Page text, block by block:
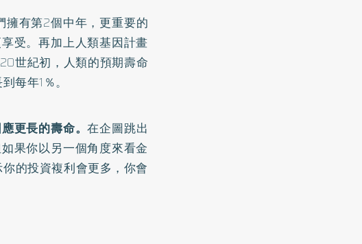
擁有第2個中年，更重要的
受。再加上人類基因計畫
世紀初，人類的預期壽命
每年1％。
更長的壽命。在企圖跳出
果你以另一個角度來看金
的投資複利會更多，你會